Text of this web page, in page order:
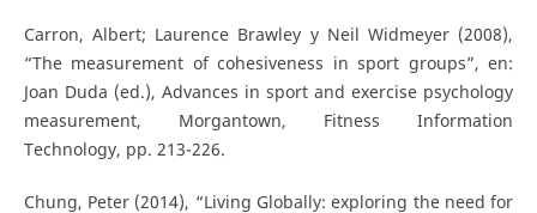
Carron, Albert; Laurence Brawley y Neil Widmeyer (2008),
“The measurement of cohesiveness in sport groups”, en:
Joan Duda (ed.), Advances in sport and exercise psychology
measurement, Morgantown, Fitness Information
Technology, pp. 213-226.
Chung, Peter (2014), “Living Globally: exploring the need for